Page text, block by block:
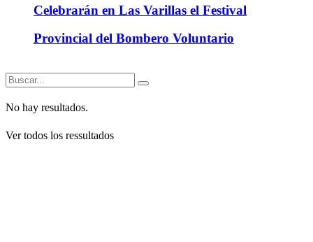
Celebrarán en Las Varillas el Festival
Provincial del Bombero Voluntario
No hay resultados.
Ver todos los ressultados